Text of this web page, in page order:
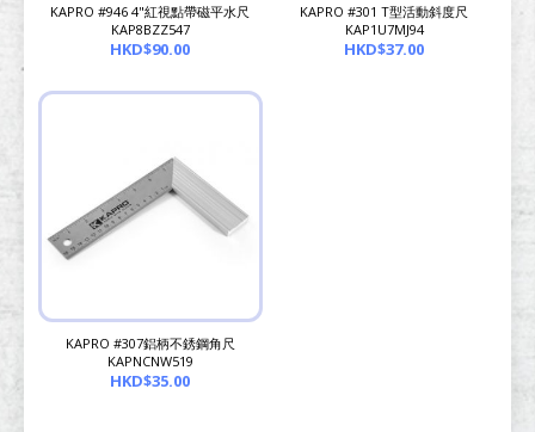
KAPRO #946 4"紅視點帶磁平水尺
KAP8BZZ547
HKD$90.00
KAPRO #301 T型活動斜度尺
KAP1U7MJ94
HKD$37.00
KAPRO #307鋁柄不銹鋼角尺
KAPNCNW519
HKD$35.00